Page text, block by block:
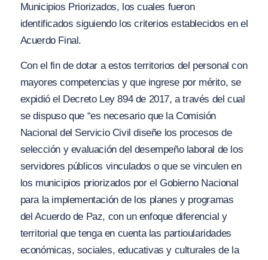
Municipios Priorizados, los cuales fueron
identificados siguiendo los criterios establecidos en el
Acuerdo Final.
Con el fin de dotar a estos territorios del personal con
mayores competencias y que ingrese por mérito, se
expidió el Decreto Ley 894 de 2017, a través del cual
se dispuso que “es necesario que la Comisión
Nacional del Servicio Civil diseñe los procesos de
selección y evaluación del desempeño laboral de los
servidores públicos vinculados o que se vinculen en
los municipios priorizados por el Gobierno Nacional
para la implementación de los planes y programas
del Acuerdo de Paz, con un enfoque diferencial y
territorial que tenga en cuenta las partioularidades
económicas, sociales, educativas y culturales de la